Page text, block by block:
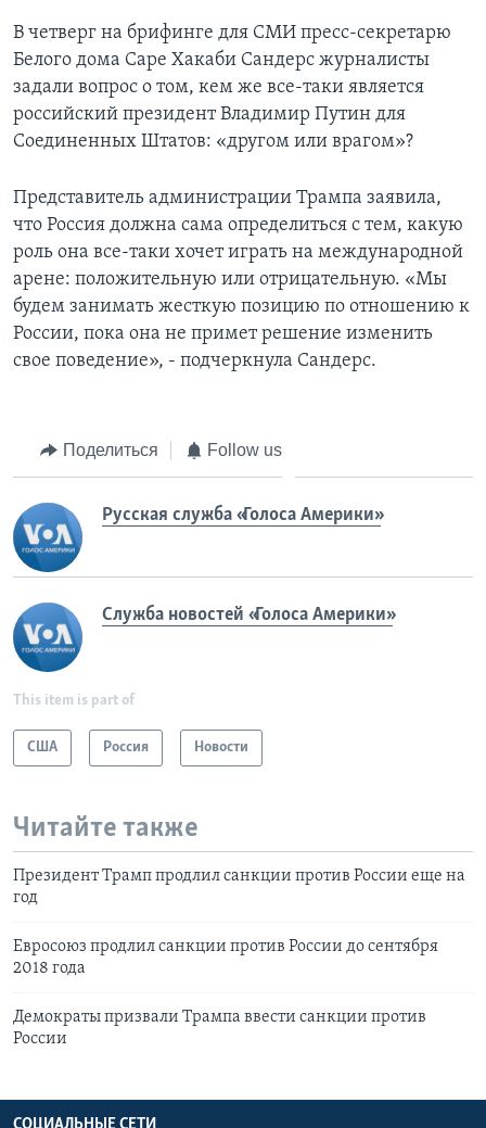
В четверг на брифинге для СМИ пресс-секретарю
Белого дома Саре Хакаби Сандерс журналисты
задали вопрос о том, кем же все-таки является
российский президент Владимир Путин для
Соединенных Штатов: «другом или врагом»?
Представитель администрации Трампа заявила,
что Россия должна сама определиться с тем, какую
роль она все-таки хочет играть на международной
арене: положительную или отрицательную. «Мы
будем занимать жесткую позицию по отношению к
России, пока она не примет решение изменить
свое поведение», - подчеркнула Сандерс.
Поделиться Follow us
Русская служба «Голоса Америки»
Служба новостей «Голоса Америки»
This item is part of
США Россия Новости
Читайте также
Президент Трамп продлил санкции против России еще на
год
Евросоюз продлил санкции против России до сентября
2018 года
Демократы призвали Трампа ввести санкции против
России
СОЦИАЛЬНЫЕ СЕТИ